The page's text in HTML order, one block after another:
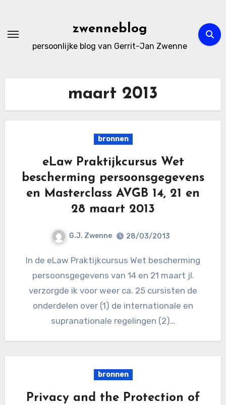
de
zwenneblog
persoonlijke blog van Gerrit-Jan Zwenne
maart 2013
bronnen
eLaw Praktijkcursus Wet
bescherming persoonsgegevens
en Masterclass AVGB 14, 21 en
28 maart 2013
G.J. Zwenne 28/03/2013
In de eLaw Praktijkcursus Wet bescherming
persoonsgegevens van 14 en 21 maart jl.
verzorgde ik voor weer ca. 25 cursisten de
onderdelen over (1) de internationale en
supranationale regelingen (2)…
bronnen
Privacy and the Protection of